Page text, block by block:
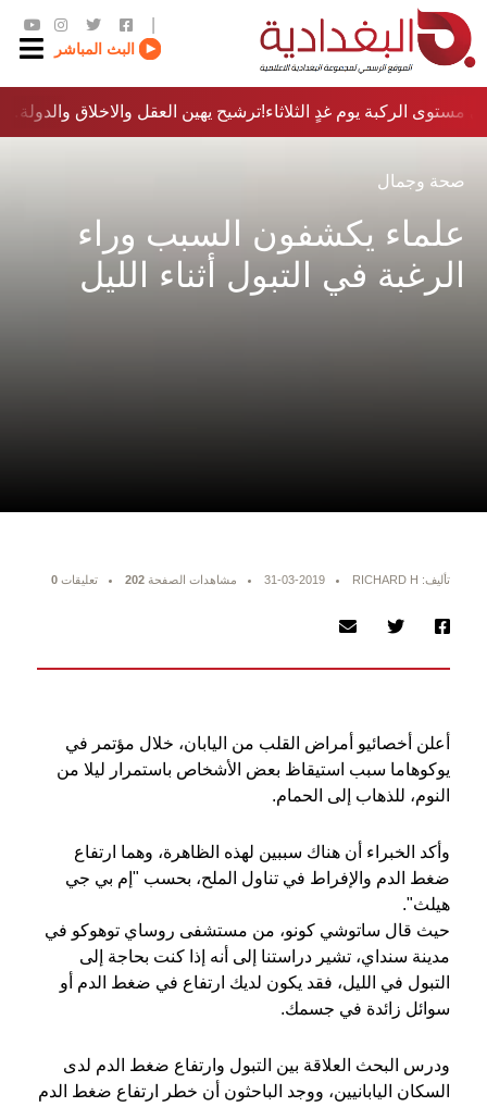
البث المباشر
ترشيح يهين العقل والاخلاق والدولة…؟!مستوى الركبة يوم غدٍ الثلاثاء
صحة وجمال
علماء يكشفون السبب وراء
الرغبة في التبول أثناء الليل
تأليف: RICHARD H 31-03-2019 مشاهدات الصفحة 202 تعليقات 0
أعلن أخصائيو أمراض القلب من اليابان، خلال مؤتمر في
يوكوهاما سبب استيقاظ بعض الأشخاص باستمرار ليلا من
النوم، للذهاب إلى الحمام.
وأكد الخبراء أن هناك سببين لهذه الظاهرة، وهما ارتفاع
ضغط الدم والإفراط في تناول الملح، بحسب "إم بي جي
هيلث".
حيث قال ساتوشي كونو، من مستشفى روساي توهوكو في
مدينة سنداي، تشير دراستنا إلى أنه إذا كنت بحاجة إلى
التبول في الليل، فقد يكون لديك ارتفاع في ضغط الدم أو
سوائل زائدة في جسمك.
ودرس البحث العلاقة بين التبول وارتفاع ضغط الدم لدى
السكان اليابانيين، ووجد الباحثون أن خطر ارتفاع ضغط الدم